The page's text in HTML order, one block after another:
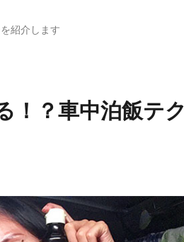
紹介します
！？車中泊飯テク